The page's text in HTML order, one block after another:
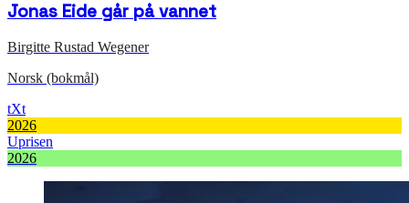
Jonas Eide går på vannet
Birgitte Rustad Wegener
Norsk (bokmål)
tXt
2026
Uprisen
2026